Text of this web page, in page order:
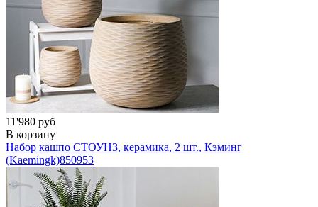
11'980 руб
В корзину
Набор кашпо СТОУНЗ, керамика, 2 шт., Кэминг
(Kaemingk)850953